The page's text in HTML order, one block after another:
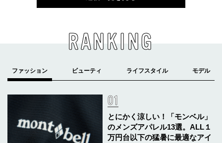
RANKING
とにかく涼しい！「モンベル」
のメンズアパレル13選。ALL１
万円台以下の猛暑に最適なアイ